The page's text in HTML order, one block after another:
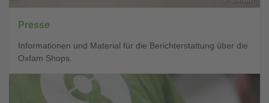
Presse
Informationen und Material für die Berichterstattung über die
Oxfam Shops.